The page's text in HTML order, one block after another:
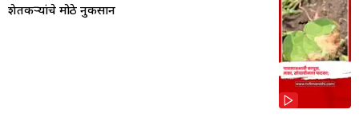
शेतकऱ्यांचे मोठे नुकसान